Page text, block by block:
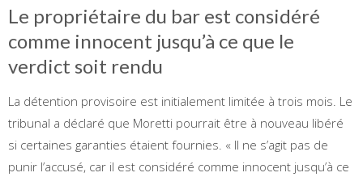
Le propriétaire du bar est considéré
comme innocent jusqu’à ce que le
verdict soit rendu
La détention provisoire est initialement limitée à trois mois. Le
tribunal a déclaré que Moretti pourrait être à nouveau libéré
si certaines garanties étaient fournies. « Il ne s’agit pas de
punir l’accusé, car il est considéré comme innocent jusqu’à ce